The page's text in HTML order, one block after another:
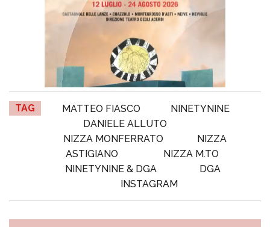
TAG MATTEO FIASCO
NINETYNINE
DANIELE ALLUTO
NIZZA MONFERRATO
NIZZA
ASTIGIANO
NIZZA M.TO
NINETYNINE & DGA
DGA
INSTAGRAM